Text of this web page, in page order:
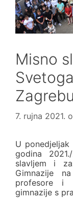
Misno
Zagrebu
7. rujna 2021.
U
godina
slavljem i
Gimnazije
profesore i
gimnazije s